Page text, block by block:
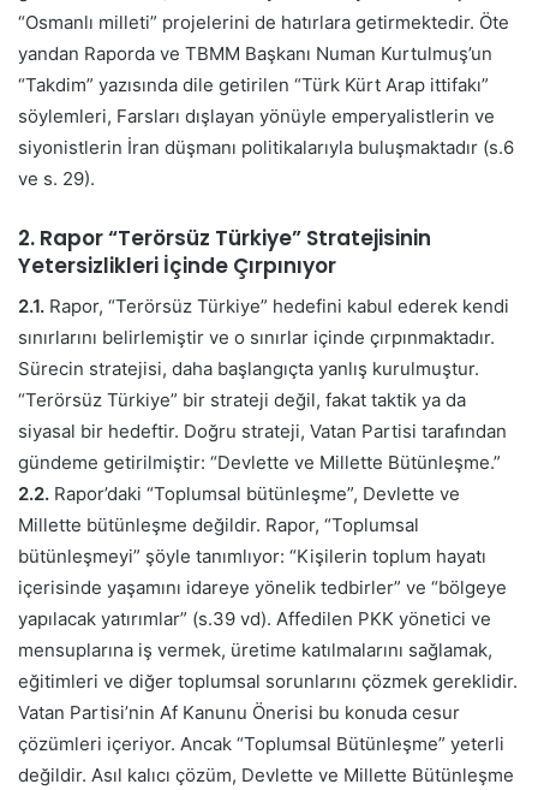
“Osmanlı milleti” projelerini de hatırlara getirmektedir. Öte
yandan Raporda ve TBMM Başkanı Numan Kurtulmuş’un
“Takdim” yazısında dile getirilen “Türk Kürt Arap ittifakı”
söylemleri, Farsları dışlayan yönüyle emperyalistlerin ve
siyonistlerin İran düşmanı politikalarıyla buluşmaktadır (s.6
ve s. 29).
2. Rapor “Terörsüz Türkiye” Stratejisinin
Yetersizlikleri İçinde Çırpınıyor
2.1. Rapor, “Terörsüz Türkiye” hedefini kabul ederek kendi
sınırlarını belirlemiştir ve o sınırlar içinde çırpınmaktadır.
Sürecin stratejisi, daha başlangıçta yanlış kurulmuştur.
“Terörsüz Türkiye” bir strateji değil, fakat taktik ya da
siyasal bir hedeftir. Doğru strateji, Vatan Partisi tarafından
gündeme getirilmiştir: “Devlette ve Millette Bütünleşme.”
2.2. Rapor’daki “Toplumsal bütünleşme”, Devlette ve
Millette bütünleşme değildir. Rapor, “Toplumsal
bütünleşmeyi” şöyle tanımlıyor: “Kişilerin toplum hayatı
içerisinde yaşamını idareye yönelik tedbirler” ve “bölgeye
yapılacak yatırımlar” (s.39 vd). Affedilen PKK yönetici ve
mensuplarına iş vermek, üretime katılmalarını sağlamak,
eğitimleri ve diğer toplumsal sorunlarını çözmek gereklidir.
Vatan Partisi’nin Af Kanunu Önerisi bu konuda cesur
çözümleri içeriyor. Ancak “Toplumsal Bütünleşme” yeterli
değildir. Asıl kalıcı çözüm, Devlette ve Millette Bütünleşme